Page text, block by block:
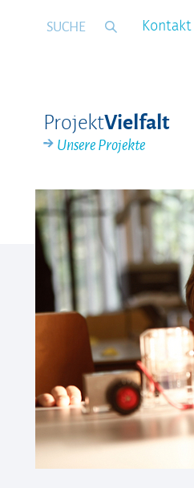
Kontakt
ProjektVielfalt
Unsere Projekte